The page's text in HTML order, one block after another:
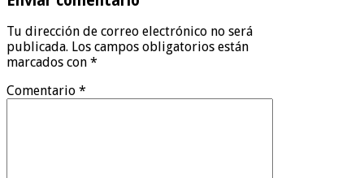
Tu dirección de correo electrónico no será
publicada. Los campos obligatorios están
marcados con *
Comentario *